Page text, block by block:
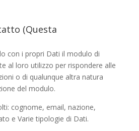
(Questa
con i propri Dati il modulo di
al loro utilizzo per rispondere alle
o di qualunque altra natura
del modulo.
cognome, email, nazione,
e Varie tipologie di Dati.